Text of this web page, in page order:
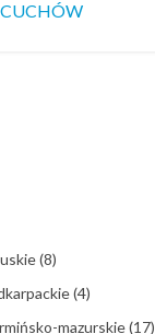
(8)
(4)
mazurskie(17)